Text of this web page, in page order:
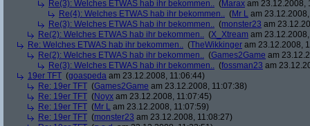
Re(3): Welches ETWAS hab ihr bekommen.. (Marax am 23.12.2008,
Re(4): Welches ETWAS hab ihr bekommen.. (Mr L am
Re(3): Welches ETWAS hab ihr bekommen.. (monster23 am
Re(2): Welches ETWAS hab ihr bekommen.. (X_Xtream am
Re: Welches ETWAS hab ihr bekommen.. (TheWikkinger am 23.12.2008,
Re(2): Welches ETWAS hab ihr bekommen.. (Games2Game am
Re(3): Welches ETWAS hab ihr bekommen.. (fossman23 am
19er TFT (goaspeda am 23.12.2008, 11:06:44)
Re: 19er TFT (Games2Game am 23.12.2008, 11:07:38)
Re: 19er TFT (Noyx am 23.12.2008, 11:07:45)
Re: 19er TFT (Mr L am 23.12.2008, 11:07:59)
Re: 19er TFT (monster23 am 23.12.2008, 11:08:27)